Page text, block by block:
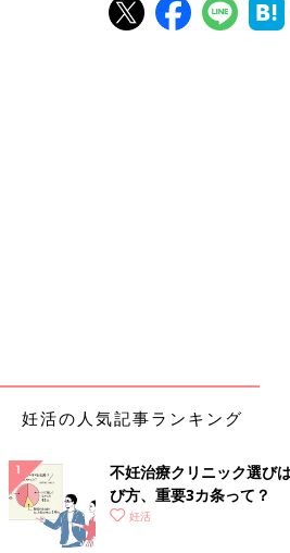
妊活の人気記事ランキング
不妊治療クリニック選び
び方、重要3カ条って？
妊活